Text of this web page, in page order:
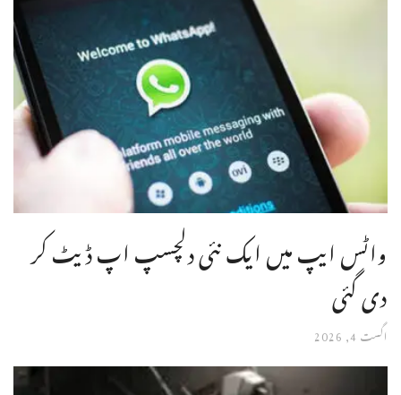
واٹس ایپ میں ایک نئی دلچسپ اپ ڈیٹ کر
دی گئی
اگست 4, 2026